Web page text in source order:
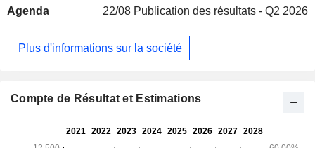
Agenda 22/08 Publication des résultats - Q2 2026
Plus d'informations sur la société
Compte de Résultat et Estimations